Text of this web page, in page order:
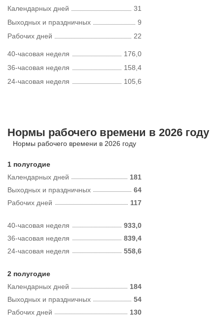
Календарных дней
31
Выходных и праздничных
9
Рабочих дней
22
40-часовая неделя
176,0
36-часовая неделя
158,4
24-часовая неделя
105,6
Нормы рабочего времени в 2026 году
Нормы рабочего времени в 2026 году
1 полугодие
Календарных дней
181
Рабочих дней 117
Выходных и праздничных 64
40-часовая неделя
933,0
36-часовая неделя
839,4
24-часовая неделя
558,6
2 полугодие
Календарных дней
184
Рабочих дней 130
Выходных и праздничных 54